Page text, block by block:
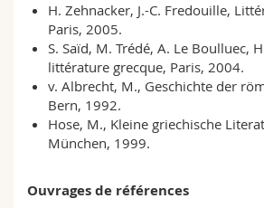
H. Zehnacker, J.-C. Fredouille,
Paris, 2005.
S. Saïd, M. Trédé, A. Le Boulluec,
littérature grecque, Paris, 2004.
v. Albrecht, M., Geschichte der
Bern, 1992.
Hose, M., Kleine griechische
München, 1999.
Ouvrages de références